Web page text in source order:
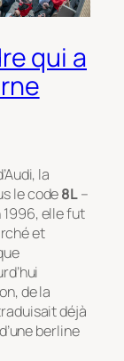
qui a
la
le code8L–
elle fut
et
de la
déjà
berline